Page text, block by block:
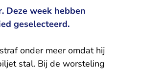
Deze week hebben
geselecteerd.
onder meer omdat hij
stal. Bij de worsteling